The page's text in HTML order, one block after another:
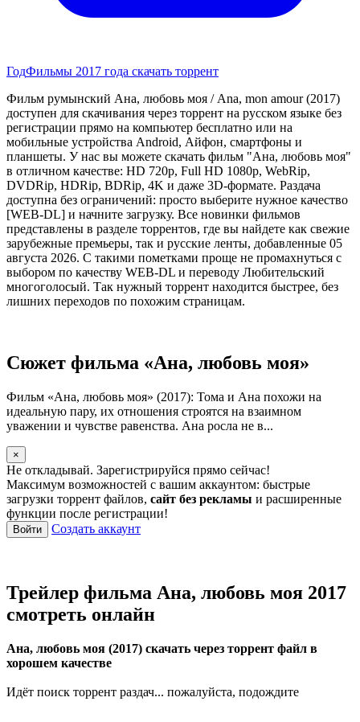
ГодФильмы 2017 года скачать торрент
Фильм румынский Ана, любовь моя / Ana, mon amour (2017)
доступен для скачивания через торрент на русском языке без
регистрации прямо на компьютер бесплатно или на
мобильные устройства Android, Айфон, смартфоны и
планшеты. У нас вы можете скачать фильм "Ана, любовь моя"
в отличном качестве: HD 720p, Full HD 1080p, WebRip,
DVDRip, HDRip, BDRip, 4K и даже 3D-формате. Раздача
доступна без ограничений: просто выберите нужное качество
[WEB-DL] и начните загрузку. Все новинки фильмов
представлены в разделе торрентов, где вы найдете как свежие
зарубежные премьеры, так и русские ленты, добавленные 05
августа 2026. С такими пометками проще не промахнуться с
выбором по качеству WEB-DL и переводу Любительский
многоголосый. Так нужный торрент находится быстрее, без
лишних переходов по похожим страницам.
Сюжет фильма «Ана, любовь моя»
Фильм «Ана, любовь моя» (2017): Тома и Ана похожи на
идеальную пару, их отношения строятся на взаимном
уважении и чувстве равенства. Ана росла не в...
×
Не откладывай. Зарегистрируйся прямо сейчас!
Максимум возможностей с вашим аккаунтом: быстрые
загрузки торрент файлов, сайт без рекламы и расширенные
функции после регистрации!
Войти Создать аккаунт
Трейлер фильма Ана, любовь моя 2017
смотреть онлайн
Ана, любовь моя (2017) скачать через торрент файл в
хорошем качестве
Идёт поиск торрент раздач... пожалуйста, подождите